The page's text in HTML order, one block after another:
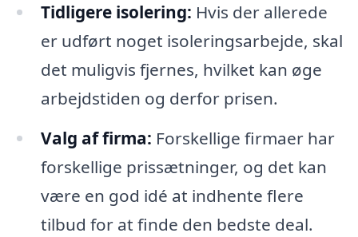
Tidligere isolering: Hvis der allerede
er udført noget isoleringsarbejde, skal
det muligvis fjernes, hvilket kan øge
arbejdstiden og derfor prisen.
Valg af firma: Forskellige firmaer har
forskellige prissætninger, og det kan
være en god idé at indhente flere
tilbud for at finde den bedste deal.